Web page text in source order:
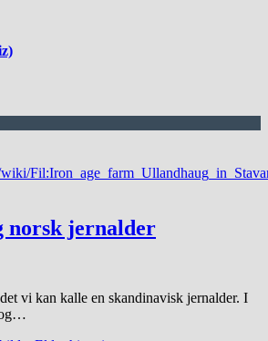
norsk jernalder
vi kan kalle en skandinavisk jernalder. I
og…